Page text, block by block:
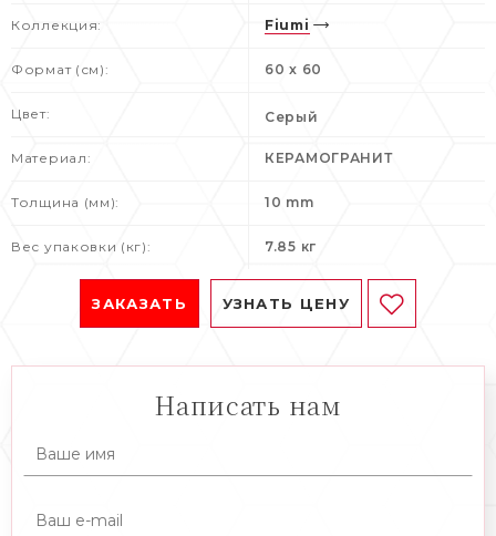
Коллекция: Fiumi
Формат (см): 60 x 60
Цвет: Серый
Материал: КЕРАМОГРАНИТ
Толщина (мм): 10 mm
Вес упаковки (кг): 7.85 кг
ЗАКАЗАТЬ УЗНАТЬ ЦЕНУ
Написать нам